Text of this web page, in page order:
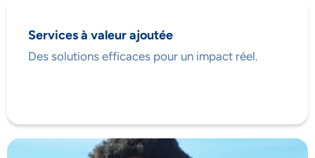
Services à valeur ajoutée
Des solutions efficaces pour un impact réel.